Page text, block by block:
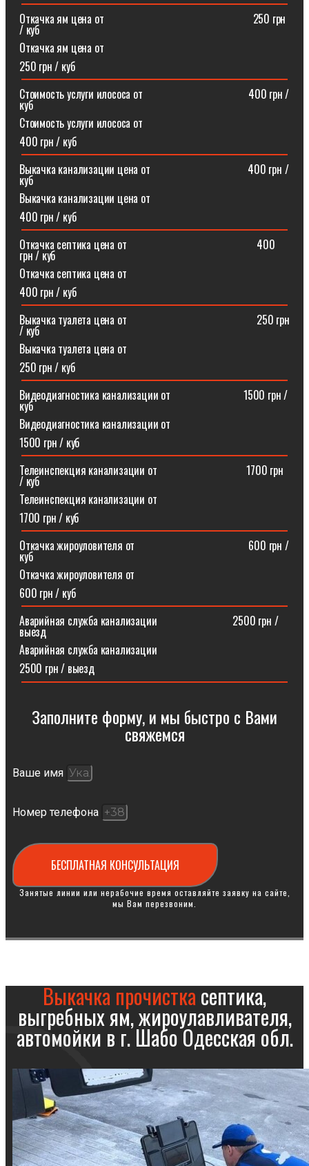
Откачка ям цена от ⠀⠀⠀⠀⠀⠀⠀⠀⠀⠀⠀⠀⠀⠀⠀⠀⠀⠀250 грн
/ куб
Откачка ям цена от
250 грн / куб
Стоимость услуги илососа от⠀⠀⠀⠀⠀⠀⠀⠀⠀⠀⠀⠀⠀400 грн /
куб
Стоимость услуги илососа от
400 грн / куб
Выкачка канализации цена от⠀⠀⠀⠀⠀⠀⠀⠀⠀⠀⠀⠀400 грн /
куб
Выкачка канализации цена от
400 грн / куб
Откачка септика цена от⠀⠀⠀⠀⠀⠀⠀⠀⠀⠀⠀⠀⠀⠀⠀⠀400
грн / куб
Откачка септика цена от
400 грн / куб
Выкачка туалета цена от⠀⠀⠀⠀⠀⠀⠀⠀⠀⠀⠀⠀⠀⠀⠀⠀250 грн
/ куб
Выкачка туалета цена от
250 грн / куб
Видеодиагностика канализации от⠀⠀⠀⠀⠀⠀⠀⠀⠀1500 грн /
куб
Видеодиагностика канализации от
1500 грн / куб
Телеинспекция канализации от⠀⠀⠀⠀⠀⠀⠀⠀⠀⠀⠀1700 грн
/ куб
Телеинспекция канализации от
1700 грн / куб
Откачка жироуловителя от⠀⠀⠀⠀⠀⠀⠀⠀⠀⠀⠀⠀⠀⠀600 грн /
куб
Откачка жироуловителя от
600 грн / куб
Аварийная служба канализации ⠀⠀⠀⠀⠀⠀⠀⠀⠀2500 грн /
выезд
Аварийная служба канализации
2500 грн / выезд
Заполните форму, и мы быстро с Вами
свяжемся​
Ваше имя
Номер телефона
БЕСПЛАТНАЯ КОНСУЛЬТАЦИЯ
Занятые линии или нерабочие время оставляйте заявку на сайте,
мы Вам перезвоним.
Выкачка прочисткасептика,
выгребных ям, жироулавливателя,
автомойки в г. Шабо Одесская обл.